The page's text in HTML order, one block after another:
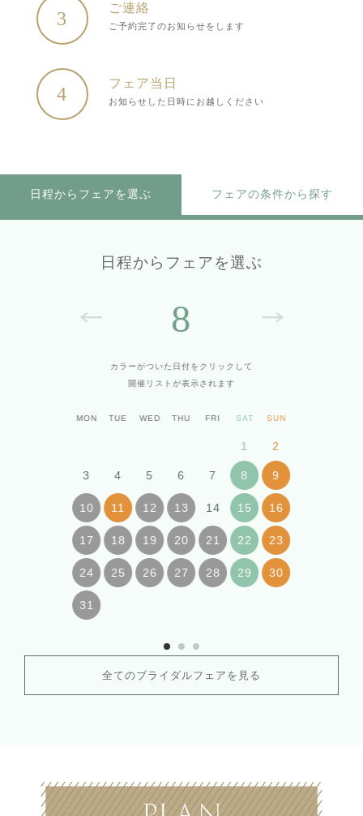
3
ご連絡
ご予約完了のお知らせをします
4
フェア当日
お知らせした日時にお越しください
日程からフェアを選ぶ フェアの条件から探す
日程からフェアを選ぶ
8
カラーがついた日付をクリックして
開催リストが表示されます
MON TUE WED THU FRI SAT SUN
1 2
3 4 5 6 7 8 9
10 11 12 13 14 15 16
17 18 19 20 21 22 23
24 25 26 27 28 29 30
31
全てのブライダルフェアを見る